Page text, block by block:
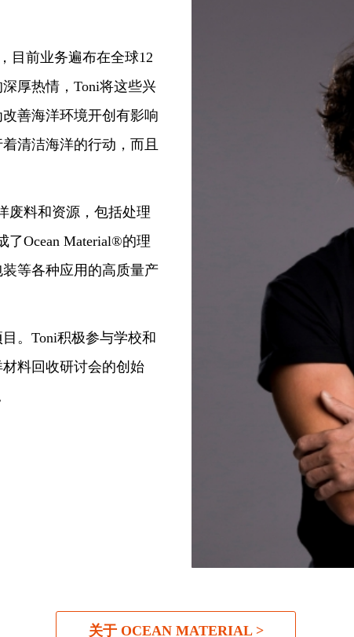
目前业务遍布在全球12
厚热情，Toni将这些兴
善海洋环境开创有影响
清洁海洋的行动，而且
废料和资源，包括处理
了Ocean Material®的理
等各种应用的高质量产
。Toni积极参与学校和
料回收研讨会的创始
关于 OCEAN MATERIAL >